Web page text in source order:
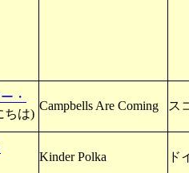
・
は)
Campbells Are Coming ス
Kinder Polka ド